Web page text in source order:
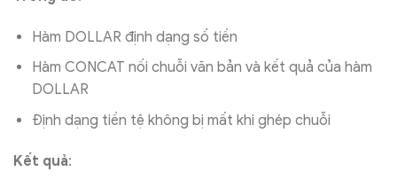
Hàm DOLLAR định dạng số tiền
Hàm CONCAT nối chuỗi văn bản và kết quả của hàm
DOLLAR
Định dạng tiền tệ không bị mất khi ghép chuỗi
Kết quả: